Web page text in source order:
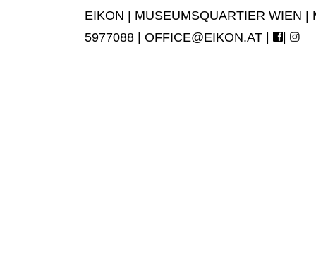
EIKON | MUSEUMSQUARTIER WIEN
5977088 | OFFICE@EIKON.AT | |